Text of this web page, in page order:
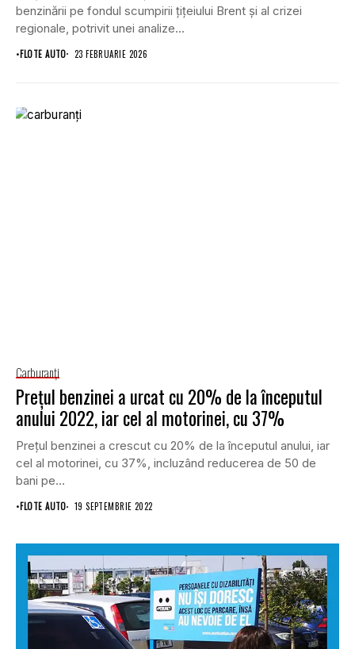
benzinării pe fondul scumpirii țițeiului Brent și al crizei
regionale, potrivit unei analize...
•FLOTE AUTO 23 FEBRUARIE 2026
Carburanţi
Prețul benzinei a urcat cu 20% de la începutul
anului 2022, iar cel al motorinei, cu 37%
Preţul benzinei a crescut cu 20% de la începutul anului, iar
cel al motorinei, cu 37%, incluzând reducerea de 50 de
bani pe...
•FLOTE AUTO 19 SEPTEMBRIE 2022